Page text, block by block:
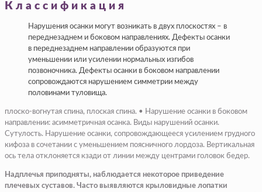
Классификация
Нарушения осанки могут возникать в двух плоскостях – в
переднезаднем и боковом направлениях. Дефекты осанки
в переднезаднем направлении образуются при
уменьшении или усилении нормальных изгибов
позвоночника. Дефекты осанки в боковом направлении
сопровождаются нарушением симметрии между
половинами туловища.
плоско-вогнутая спина, плоская спина. • Нарушение осанки в боковом
направлении: асимметричная осанка. Виды нарушений осанки.
Сутулость. Нарушение осанки, сопровождающееся усилением грудного
кифоза в сочетании с уменьшением поясничного лордоза. Вертикальная
ось тела отклоняется кзади от линии между центрами головок бедер.
Надплечья приподняты, наблюдается некоторое приведение
плечевых суставов. Часто выявляются крыловидные лопатки